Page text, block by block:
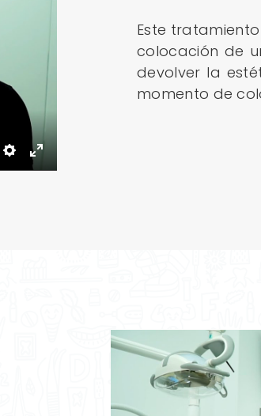
Settings
Enter
Este
colocación de
devolver la
momento de